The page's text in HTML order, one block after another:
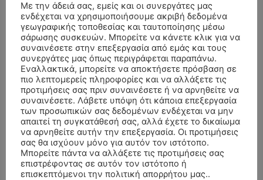
ΚΗΔΕΙΑ –
ΣΑΒΒΑΤΟ
22/11/2025 –
ΕΙΡΗΝΗ
ΖΑΓΚΑΝΙΚΑ ΕΤΩΝ
46
Γρεβενών 21 Νοεμβρίου, 2025
ΔΕΣΚΑΤΗ
ΚΗΔΕΙΑ –
ΚΥΡΙΑΚΗ
16/11/2025 –
ΑΜΑΛΙΑ
ΚΑΓΚΕΛΑΡΗ
ΕΤΩΝ 93
Γρεβενών 16 Νοεμβρίου, 2025
ΦΕΛΛΙ ΓΡΕΒΕΝΩΝ
Με την άδειά σας, εμείς και οι συνεργάτες μας
ενδέχεται να χρησιμοποιήσουμε ακριβή δεδομένα
γεωγραφικής τοποθεσίας και ταυτοποίησης μέσω
σάρωσης συσκευών. Μπορείτε να κάνετε κλικ για να
συναινέσετε στην επεξεργασία από εμάς και τους
συνεργάτες μας όπως περιγράφεται παραπάνω.
Εναλλακτικά, μπορείτε να αποκτήσετε πρόσβαση σε
πιο λεπτομερείς πληροφορίες και να αλλάξετε τις
προτιμήσεις σας πριν συναινέσετε ή να αρνηθείτε να
συναινέσετε. Λάβετε υπόψη ότι κάποια επεξεργασία
των προσωπικών σας δεδομένων ενδέχεται να μην
απαιτεί τη συγκατάθεσή σας, αλλά έχετε το δικαίωμα
να αρνηθείτε αυτήν την επεξεργασία. Οι προτιμήσεις
σας θα ισχύουν μόνο για αυτόν τον ιστότοπο.
Μπορείτε πάντα να αλλάξετε τις προτιμήσεις σας
επιστρέφοντας σε αυτόν τον ιστότοπο ή
επισκεπτόμενοι την πολιτική απορρήτου μας..